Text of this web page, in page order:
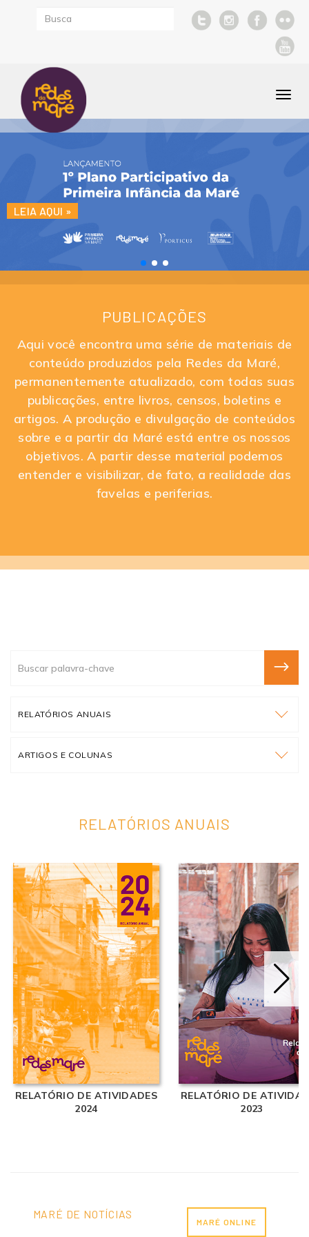
LEIA AQUI »
PUBLICAÇÕES
Aqui você encontra uma série de materiais de
conteúdo produzidos pela Redes da Maré,
permanentemente atualizado, com todas suas
publicações, entre livros, censos, boletins e
artigos. A produção e divulgação de conteúdos
sobre e a partir da Maré está entre os nossos
objetivos. A partir desse material podemos
entender e visibilizar, de fato, a realidade das
favelas e periferias.
RELATÓRIOS ANUAIS
ARTIGOS E COLUNAS
RELATÓRIOS ANUAIS
RELATÓRIO DE ATIVIDADES
2024
RELATÓRIO DE
2023
MARÉ DE NOTÍCIAS
MARÉ ONLINE